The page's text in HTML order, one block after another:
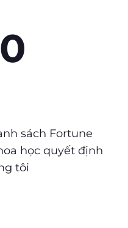
sách Fortune
học quyết định
tôi